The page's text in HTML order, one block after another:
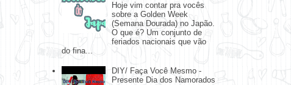
Hoje vim contar pra vocês
sobre a Golden Week
(Semana Dourada) no Japão.
O que é? Um conjunto de
feriados nacionais que vão
do fina...
DIY/ Faça Você Mesmo -
Presente Dia dos Namorados